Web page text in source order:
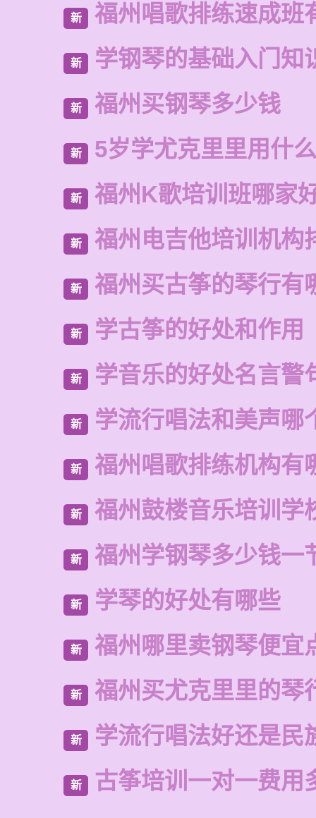
新 福州唱歌排练速成班
新 学钢琴的基础入门知
新 福州买钢琴多少钱
新 5岁学尤克里里用什
新 福州K歌培训班哪家
新 福州电吉他培训机构
新 福州买古筝的琴行有
新 学古筝的好处和作用
新 学音乐的好处名言警
新 学流行唱法和美声哪
新 福州唱歌排练机构有
新 福州鼓楼音乐培训学
新 福州学钢琴多少钱一
新 学琴的好处有哪些
新 福州哪里卖钢琴便宜
新 福州买尤克里里的琴
新 学流行唱法好还是民
新 古筝培训一对一费用